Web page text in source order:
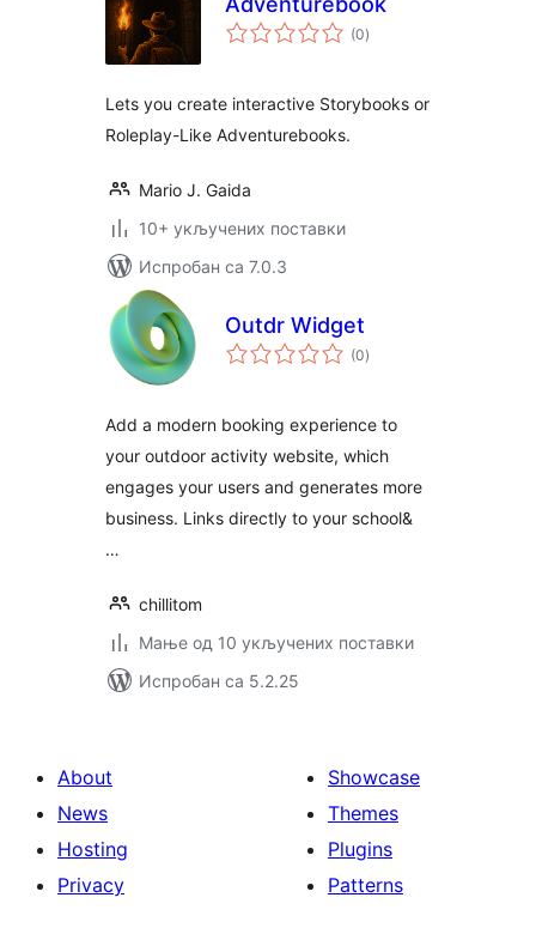
(0укупних
оцена
)
Lets you create interactive Storybooks or
Roleplay-Like Adventurebooks.
Mario J. Gaida
10+ укључених поставки
Испробан са 7.0.3
Outdr Widget
(0укупних
оцена
)
Add a modern booking experience to
your outdoor activity website, which
engages your users and generates more
business. Links directly to your school&
…
chillitom
Мање од 10 укључених поставки
Испробан са 5.2.25
About
News
Hosting
Privacy
Showcase
Themes
Plugins
Patterns